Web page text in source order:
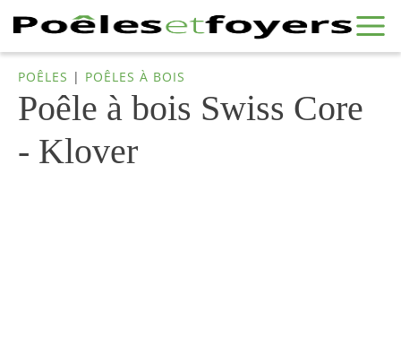
POÊLES | POÊLES À BOIS
Poêle à bois Swiss Core
- Klover